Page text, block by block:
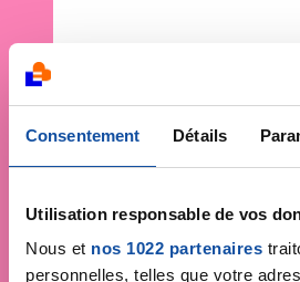
Consentement Détails
Utilisation responsable de vos
Nous et nos 1022 partenaires
personnelles, telles que votre